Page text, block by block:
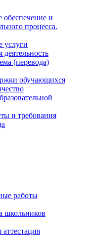
обеспечение и
процесса.
услуги
(перевода)
обучающихся
и требования
работы
школьников
аттестация